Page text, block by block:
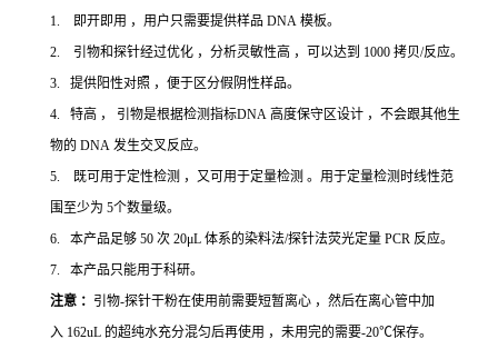
1. 即开即用 ，用户只需要提供样品 DNA 模板。
2. 引物和探针经过优化 ，分析灵敏性高 ，可以达到 1000 拷贝/反应。
3. 提供阳性对照 ，便于区分假阴性样品。
4. 特高 ， 引物是根据检测指标DNA 高度保守区设计 ，不会跟其他生
物的 DNA 发生交叉反应。
5. 既可用于定性检测 ，又可用于定量检测 。用于定量检测时线性范
围至少为 5个数量级。
6. 本产品足够 50 次 20μL 体系的染料法/探针法荧光定量 PCR 反应。
7. 本产品只能用于科研。
注意 ： 引物-探针干粉在使用前需要短暂离心 ，然后在离心管中加
入 162uL 的超纯水充分混匀后再使用 ，未用完的需要-20℃保存。